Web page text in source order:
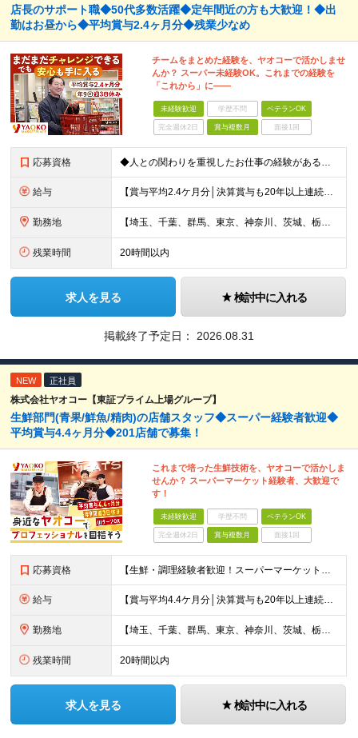
店長のサポート職◆50代多数活躍◆定年間近の方も大歓迎！◆出
勤はお昼から◆平均賞与2.4ヶ月分◆残業少なめ
チームをまとめた経験を、ヤオコーで活かしませ
んか？ スーパー未経験OK。これまでの経験を
「これから」に――
未経験歓迎 学歴不問 ベテランOK
完全週休2日 賞与複数月 面接1回
応募資格 ◆人との関わりを重視したお仕事の経験がある方 とくにチームをまとめた経験がある方を歓迎します ┗例えば… □スーパーマーケット・ホームセンター・ドラッグストアなどの 小売業でチームをまと
給与 【賞与平均2.4ケ月分│決算賞与も20年以上連続で支給中！】 ＜月収例＞ 月収29万円（地域限定正社員／残業代・各種手当含む） 月収26万円（契約社員／残業代・各種手当含む） ◆月給：月給258,
勤務地 【埼玉、千葉、群馬、東京、神奈川、茨城、栃木の各店舗で積極採用中！U・Iターン歓迎】 【群馬県】 安中/伊勢崎/太田/桐生/高崎/館林/富岡/ 中之条/藤岡/前橋 【茨城県】 古河/取手/竜ヶ崎
残業時間 20時間以内
求人を見る 検討中に入れる
掲載終了予定日： 2026.08.31
NEW 正社員
株式会社ヤオコー【東証プライム上場グループ】
生鮮部門(青果/鮮魚/精肉)の店舗スタッフ◆スーパー経験者歓迎◆
平均賞与4.4ヶ月分◆201店舗で募集！
これまで培った生鮮技術を、ヤオコーで活かしま
せんか？ スーパーマーケット経験者、大歓迎で
す！
未経験歓迎 学歴不問 ベテランOK
完全週休2日 賞与複数月 面接1回
応募資格 【生鮮・調理経験者歓迎！スーパーマーケット経験者は特に歓迎します◎】 ◆高卒以上 ◆いずれかのご経験をお持ちの方 ・スーパーの生鮮売場（鮮魚・精肉・青果）での勤務経験がある方 ・鮮魚専門店や精肉専門店
給与 【賞与平均4.4ケ月分│決算賞与も20年以上連続で支給中！】 ◆月給：258,400円～418,000円＋残業代＋各種手当 ※給与は前職での経験、スキルを考慮し、決定します ※残業代は全額支給します
勤務地 【埼玉、千葉、群馬、東京、神奈川、茨城、栃木の各店舗で積極採用中！U・Iターン歓迎】 【群馬県】 安中/伊勢崎/太田/桐生/高崎/館林/富岡/ 中之条/藤岡/前橋 【茨城県】 古河/取手/竜ヶ崎
残業時間 20時間以内
求人を見る 検討中に入れる